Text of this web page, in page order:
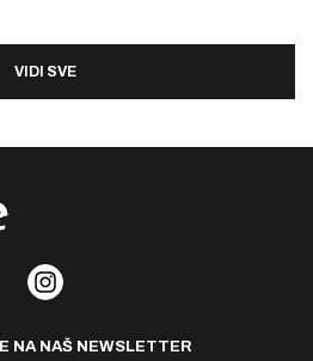
VIDI SVE
NA NAŠ NEWSLETTER